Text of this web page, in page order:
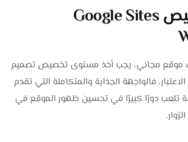
خيارات تخصيص Google Sites
موقع مجاني، يجب أخذ مستوى تخصيص تصميم
فالواجهة الجذابة والمتكاملة التي تقدم
تلعب دورًا كبيرًا في تحسين ظهور الموقع في